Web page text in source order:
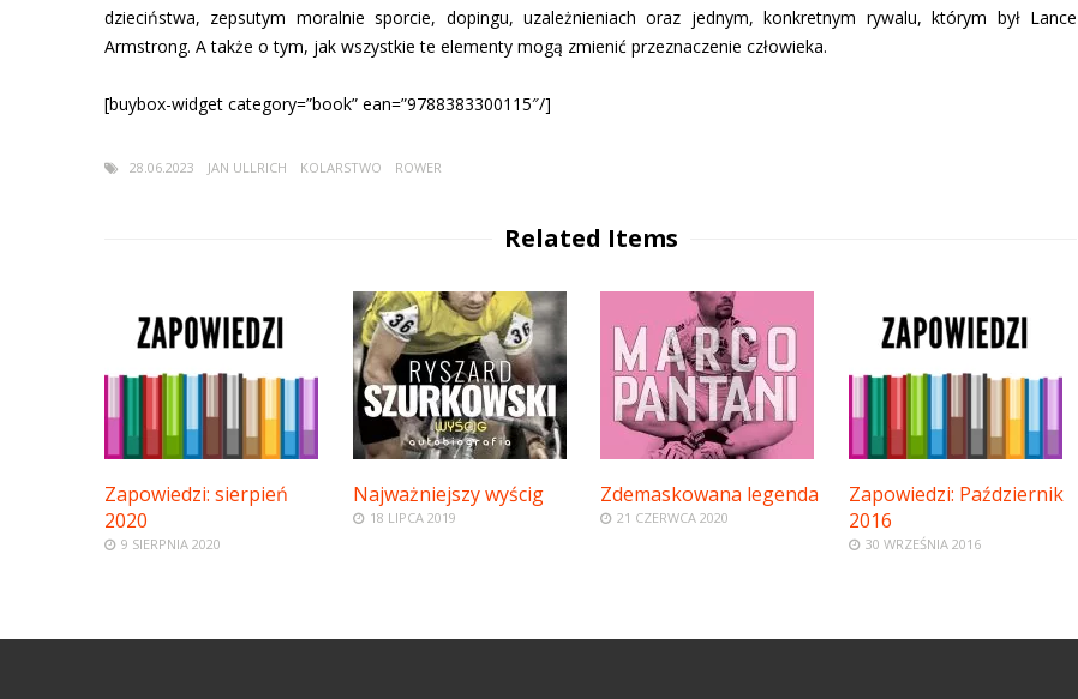
dzieciństwa, zepsutym moralnie sporcie, dopingu, uzależnieniach oraz jednym, konkretnym rywalu, którym był Lance
Armstrong. A także o tym, jak wszystkie te elementy mogą zmienić przeznaczenie człowieka.
[buybox-widget category=”book” ean=”9788383300115″/]
28.06.2023 JAN ULLRICH KOLARSTWO ROWER
Related Items
Zapowiedzi: sierpień
2020
9 SIERPNIA 2020
Najważniejszy wyścig
18 LIPCA 2019
Zdemaskowana legenda
21 CZERWCA 2020
Zapowiedzi: Październik
2016
30 WRZEŚNIA 2016